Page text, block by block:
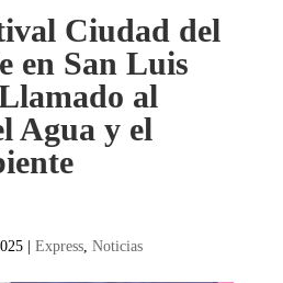
Ciudad del
en San Luis
al
Agua y el
| Express, Noticias